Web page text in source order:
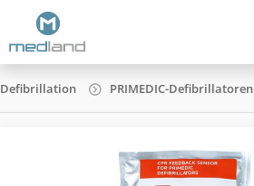
Defibrillation PRIMEDIC-Defibrillatoren